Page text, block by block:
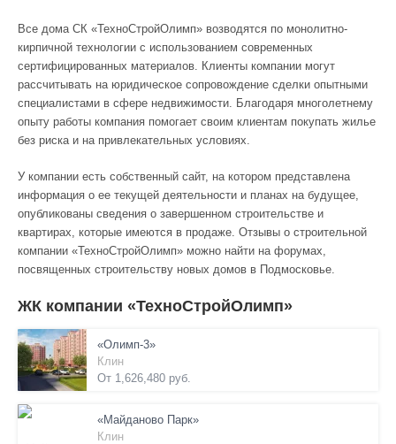
Все дома СК «ТехноСтройОлимп» возводятся по монолитно-
кирпичной технологии с использованием современных
сертифицированных материалов. Клиенты компании могут
рассчитывать на юридическое сопровождение сделки опытными
специалистами в сфере недвижимости. Благодаря многолетнему
опыту работы компания помогает своим клиентам покупать жилье
без риска и на привлекательных условиях.
У компании есть собственный сайт, на котором представлена
информация о ее текущей деятельности и планах на будущее,
опубликованы сведения о завершенном строительстве и
квартирах, которые имеются в продаже. Отзывы о строительной
компании «ТехноСтройОлимп» можно найти на форумах,
посвященных строительству новых домов в Подмосковье.
ЖК компании «ТехноСтройОлимп»
«Олимп-3»
Клин
От 1,626,480 руб.
«Майданово Парк»
Клин